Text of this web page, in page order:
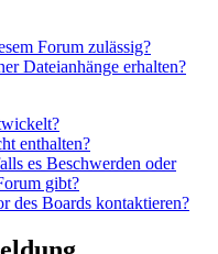
Forum zulässig?
Dateianhänge erhalten?
enthalten?
es Beschwerden oder
gibt?
des Boards kontaktieren?